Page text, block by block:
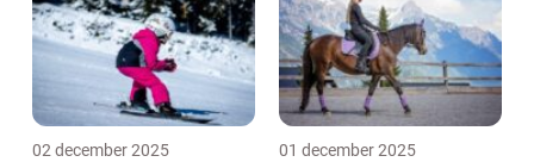
02 december 2025 01 december 2025